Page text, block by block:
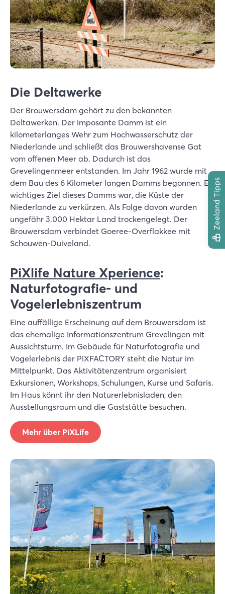
Die Deltawerke
Der Brouwersdam gehört zu den bekannten
Deltawerken. Der imposante Damm ist ein
kilometerlanges Wehr zum Hochwasserschutz der
Niederlande und schließt das Brouwershavense Gat
vom offenen Meer ab. Dadurch ist das
Grevelingenmeer entstanden. Im Jahr 1962 wurde mit
dem Bau des 6 Kilometer langen Damms begonnen. Ein
wichtiges Ziel dieses Damms war, die Küste der
Niederlande zu verkürzen. Als Folge davon wurden
ungefähr 3.000 Hektar Land trockengelegt. Der
Brouwersdam verbindet Goeree-Overflakkee mit
Schouwen-Duiveland.
PiXlife Nature Xperience:
Naturfotografie- und
Vogelerlebniszentrum
Eine auffällige Erscheinung auf dem Brouwersdam ist
das ehemalige Informationszentrum Grevelingen mit
Aussichtsturm. Im Gebäude für Naturfotografie und
Vogelerlebnis der PiXFACTORY steht die Natur im
Mittelpunkt. Das Aktivitätenzentrum organisiert
Exkursionen, Workshops, Schulungen, Kurse und Safaris.
Im Haus könnt ihr den Naturerlebnisladen, den
Ausstellungsraum und die Gaststätte besuchen.
Mehr über PiXLife
Zeeland Tipps